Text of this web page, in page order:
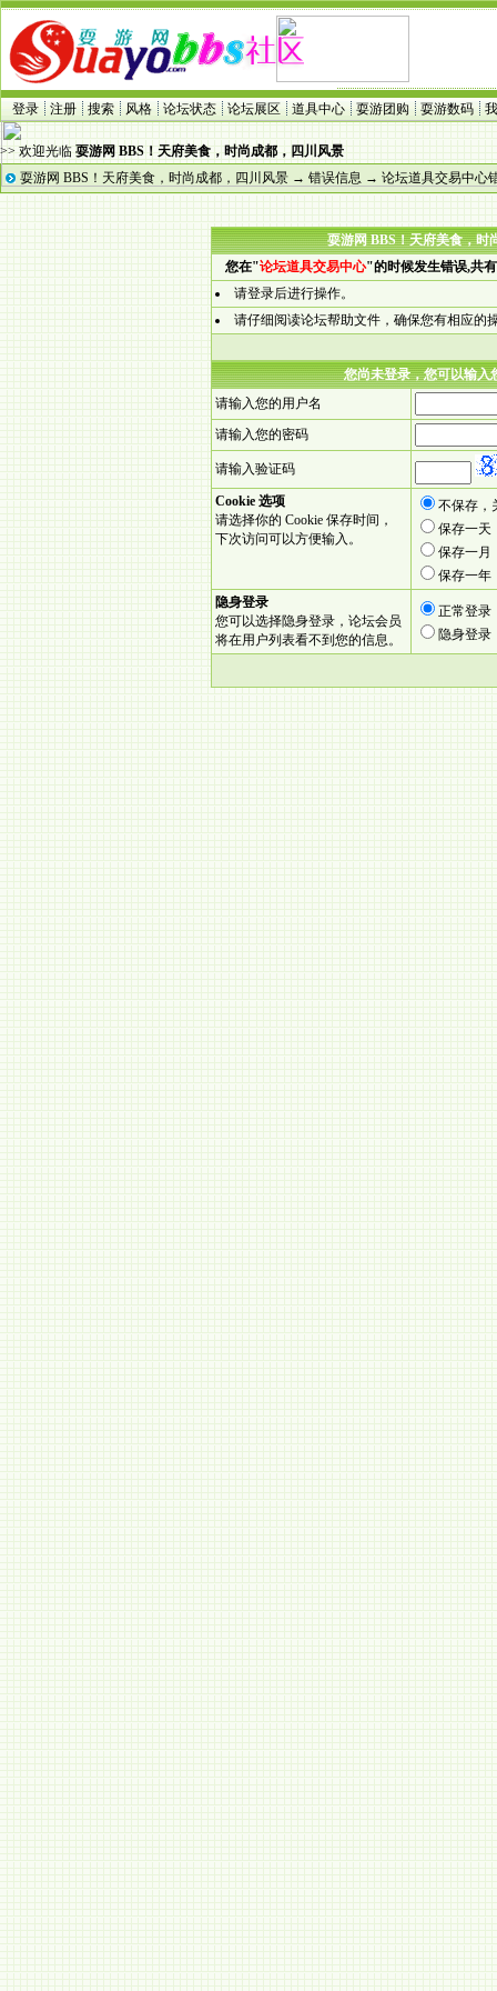
登录 注册 搜索 风格 论坛状态 论坛展区 道具中心 耍游团购 耍游数码
>> 欢迎光临 耍游网 BBS！天府美食，时尚成都，四川风景
耍游网 BBS！天府美食，时尚成都，四川风景 → 错误信息 → 论坛道具交易中心
耍游网 BBS！天府美食，时
您在"论坛道具交易中心"的时候发生错误,共
请登录后进行操作。
请仔细阅读论坛帮助文件，确保您有相应的
您尚未登录，您可以输入
请输入您的用户名
请输入您的密码
请输入验证码
Cookie 选项
请选择你的 Cookie 保存时间，
下次访问可以方便输入。
不保存，
保存一天
保存一月
保存一年
隐身登录
您可以选择隐身登录，论坛会员
将在用户列表看不到您的信息。
正常登录
隐身登录